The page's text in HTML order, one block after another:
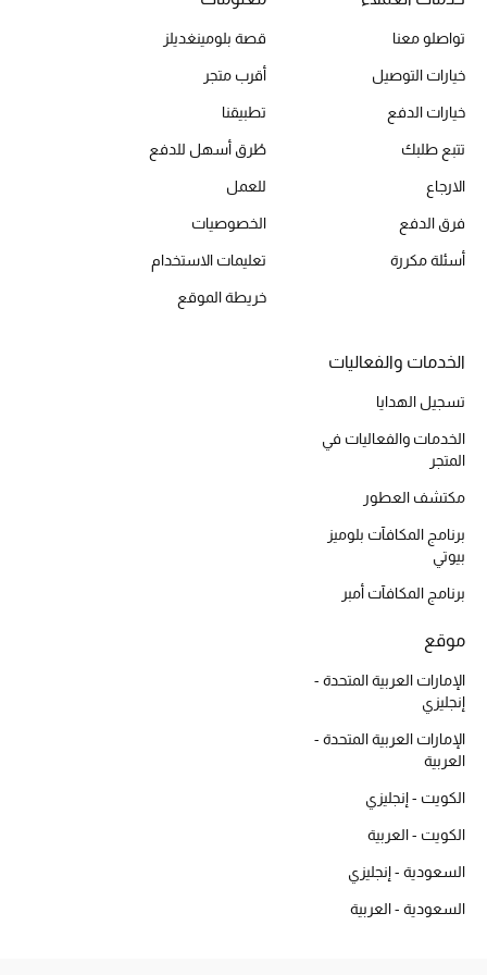
الحقائب
الموسم الجديد
الحقائب النسائية
أبرز المصممين
أبرز الحقائب
الموسم الجديد
أحذية النسائية
تشكيلة الأحذية
الأحذية الرجالية
أحذية للأطفال
أبرز المصممين
تواصلو معنا
خيارات التوصيل
خيارات الدفع
تتبع طلبك
الارجاع
فرق الدفع
أسئلة مكررة
قصة بلومينغديلز
أقرب متجر
تطبيقنا
طُرق أسهل للدفع
للعمل
الخصوصيات
تعليمات الاستخدام
خريطة الموقع
الخدمات والفعاليات
تسجيل الهدايا
الخدمات والفعاليات في
المتجر
مكتشف العطور
برنامج المكافآت بلوميز
بيوتي
برنامج المكافآت أمبر
موقع
الإمارات العربية المتحدة -
إنجليزي
الإمارات العربية المتحدة -
العربية
الكويت - إنجليزي
الكويت - العربية
السعودية - إنجليزي
السعودية - العربية